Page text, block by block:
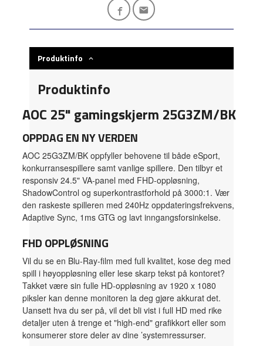
Produktinfo
Produktinfo
AOC 25" gamingskjerm 25G3ZM/BK
OPPDAG EN NY VERDEN
AOC 25G3ZM/BK oppfyller behovene til både eSport,
konkurransespillere samt vanlige spillere. Den tilbyr et
responsiv 24.5" VA-panel med FHD-oppløsning,
ShadowControl og superkontrastforhold på 3000:1. Vær
den raskeste spilleren med 240Hz oppdateringsfrekvens,
Adaptive Sync, 1ms GTG og lavt inngangsforsinkelse.
FHD OPPLØSNING
Vil du se en Blu-Ray-film med full kvalitet, kose deg med
spill i høyoppløsning eller lese skarp tekst på kontoret?
Takket være sin fulle HD-oppløsning av 1920 x 1080
piksler kan denne monitoren la deg gjøre akkurat det.
Uansett hva du ser på, vil det bli vist i full HD med rike
detaljer uten å trenge et "high-end" grafikkort eller som
konsumerer store deler av dine ’systemressurser.